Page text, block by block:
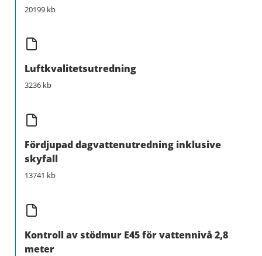
20199 kb
Luftkvalitetsutredning
3236 kb
Fördjupad dagvattenutredning inklusive
skyfall
13741 kb
Kontroll av stödmur E45 för vattennivå 2,8
meter